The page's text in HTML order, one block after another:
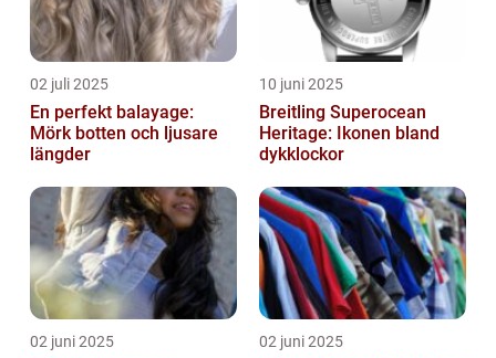
02 juli 2025
En perfekt balayage:
Mörk botten och ljusare
längder
10 juni 2025
Breitling Superocean
Heritage: Ikonen bland
dykklockor
02 juni 2025 02 juni 2025